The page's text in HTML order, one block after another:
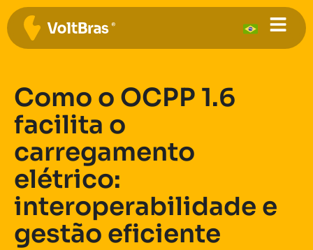
Como o OCPP 1.6
facilita o
carregamento
elétrico:
interoperabilidade e
gestão eficiente